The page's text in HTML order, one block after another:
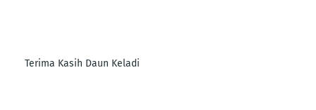
Terima Kasih Daun Keladi